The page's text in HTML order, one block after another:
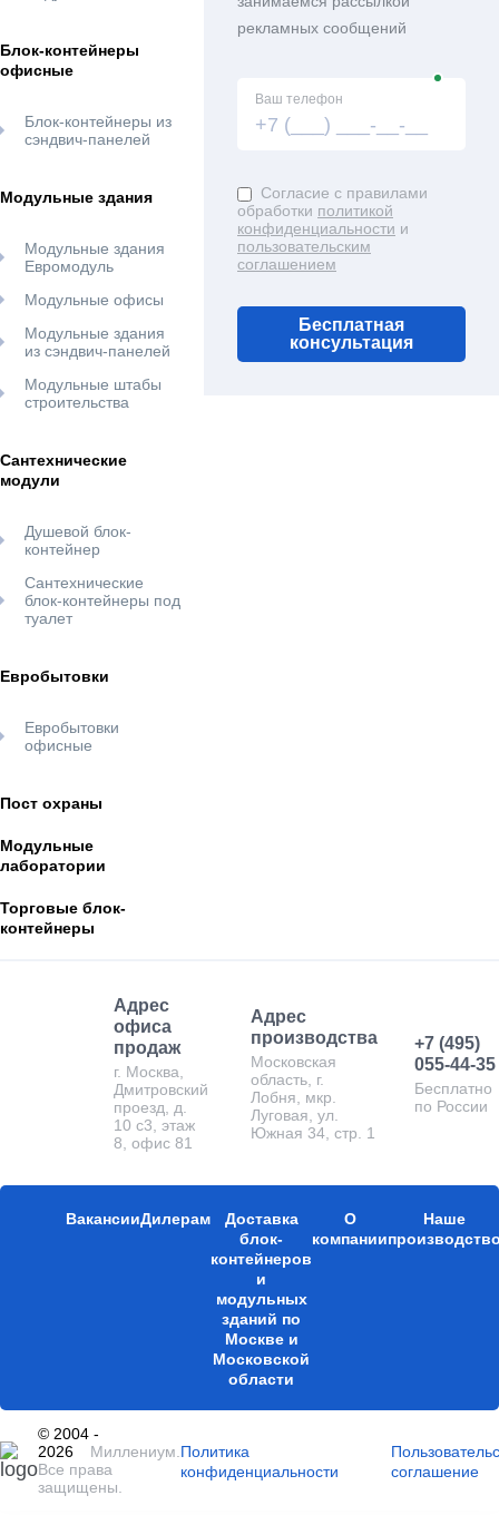
Блок-контейнеры
офисные
Блок-контейнеры из
сэндвич-панелей
Модульные здания
Модульные здания
Евромодуль
Модульные офисы
Модульные здания
из сэндвич-панелей
Модульные штабы
строительства
Сантехнические
модули
Душевой блок-
контейнер
Сантехнические
блок-контейнеры под
туалет
Евробытовки
Евробытовки
офисные
Пост охраны
Модульные
лаборатории
Торговые блок-
контейнеры
рекламных сообщений
Ваш телефон
Согласие с правилами
обработки политикой
конфиденциальности и
пользовательским
соглашением
Бесплатная
консультация
Адрес
офиса
продаж
г. Москва,
Дмитровский
проезд, д.
10 с3, этаж
8, офис 81
Адрес
производства
Московская
область, г.
Лобня, мкр.
Луговая, ул.
Южная 34, стр. 1
+7 (495)
055-44-35
Бесплатно
по России
ВакансииДилерам
Доставка
блок-
контейнеров
и
модульных
зданий по
Москве и
Московской
области
О
компании
Наше
© 2004 -
2026
Миллениум.
Все права
защищены.
Политика
конфиденциальности
соглашение